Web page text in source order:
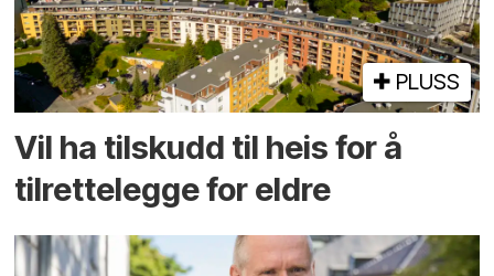
PLUSS
Vil ha tilskudd til heis for å
tilrettelegge for eldre